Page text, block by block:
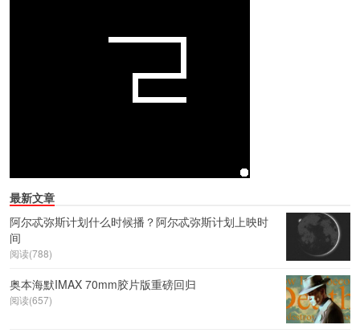
最新文章
阿尔忒弥斯计划什么时候播？阿尔忒弥斯计划上映时
间
阅读(788)
奥本海默IMAX 70mm胶片版重磅回归
阅读(657)